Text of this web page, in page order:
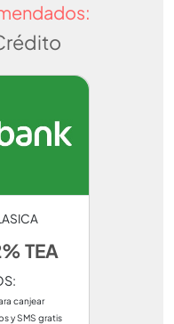
TEA
canjear
y SMS gratis